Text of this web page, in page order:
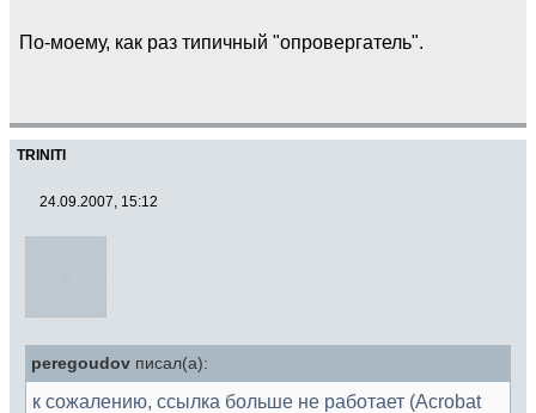
По-моему, как раз типичный "опровергатель".
TRINITI
24.09.2007, 15:12
peregoudov писал(а):
к сожалению, ссылка больше не работает (Acrobat